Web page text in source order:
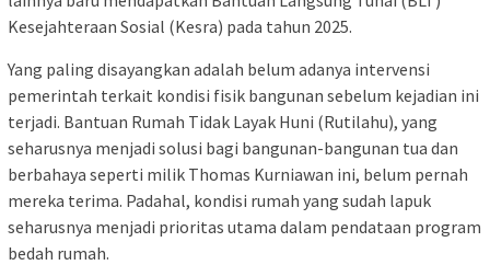
Kesejahteraan Sosial (Kesra) pada tahun 2025.
Yang paling disayangkan adalah belum adanya intervensi
pemerintah terkait kondisi fisik bangunan sebelum kejadian ini
terjadi. Bantuan Rumah Tidak Layak Huni (Rutilahu), yang
seharusnya menjadi solusi bagi bangunan-bangunan tua dan
berbahaya seperti milik Thomas Kurniawan ini, belum pernah
mereka terima. Padahal, kondisi rumah yang sudah lapuk
seharusnya menjadi prioritas utama dalam pendataan program
bedah rumah.